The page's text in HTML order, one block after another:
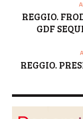
REGGIO.
GDF
REGGIO.